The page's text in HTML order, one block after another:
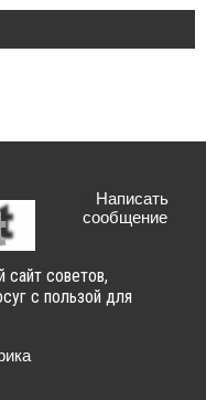
советов,
с пользой для
Написать
сообщение